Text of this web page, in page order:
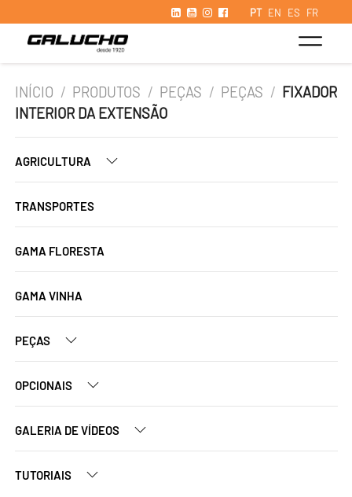
PT EN ES FR
INÍCIO / PRODUTOS / PEÇAS / PEÇAS / FIXADOR
INTERIOR DA EXTENSÃO
AGRICULTURA
TRANSPORTES
GAMA FLORESTA
GAMA VINHA
PEÇAS
OPCIONAIS
GALERIA DE VÍDEOS
TUTORIAIS